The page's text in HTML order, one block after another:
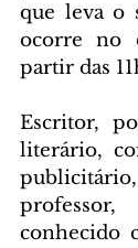
que leva o
ocorre no
partir das
Escritor,
literário,
conhecido